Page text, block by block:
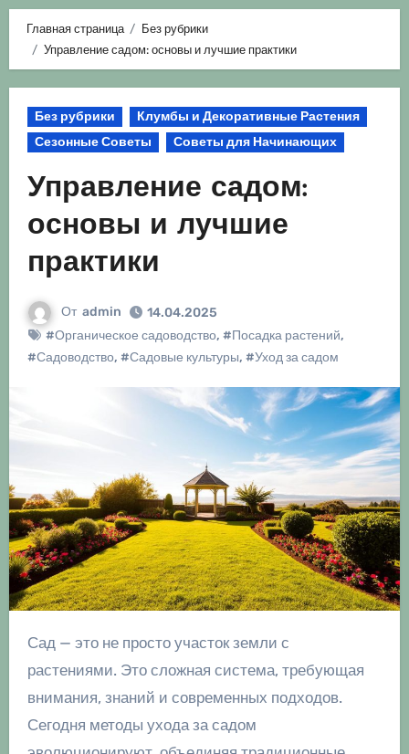
Главная страница
Без рубрики
Управление садом: основы и лучшие практики
Без рубрики
Клумбы и Декоративные Растения
Сезонные Советы
Советы для Начинающих
Управление садом:
основы и лучшие
практики
От admin
14.04.2025
#Органическое садоводство, #Посадка растений,
#Садоводство, #Садовые культуры, #Уход за садом
Сад — это не просто участок земли с
растениями. Это сложная система, требующая
внимания, знаний и современных подходов.
Сегодня методы ухода за садом